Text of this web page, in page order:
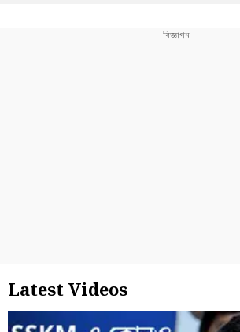
Latest Videos